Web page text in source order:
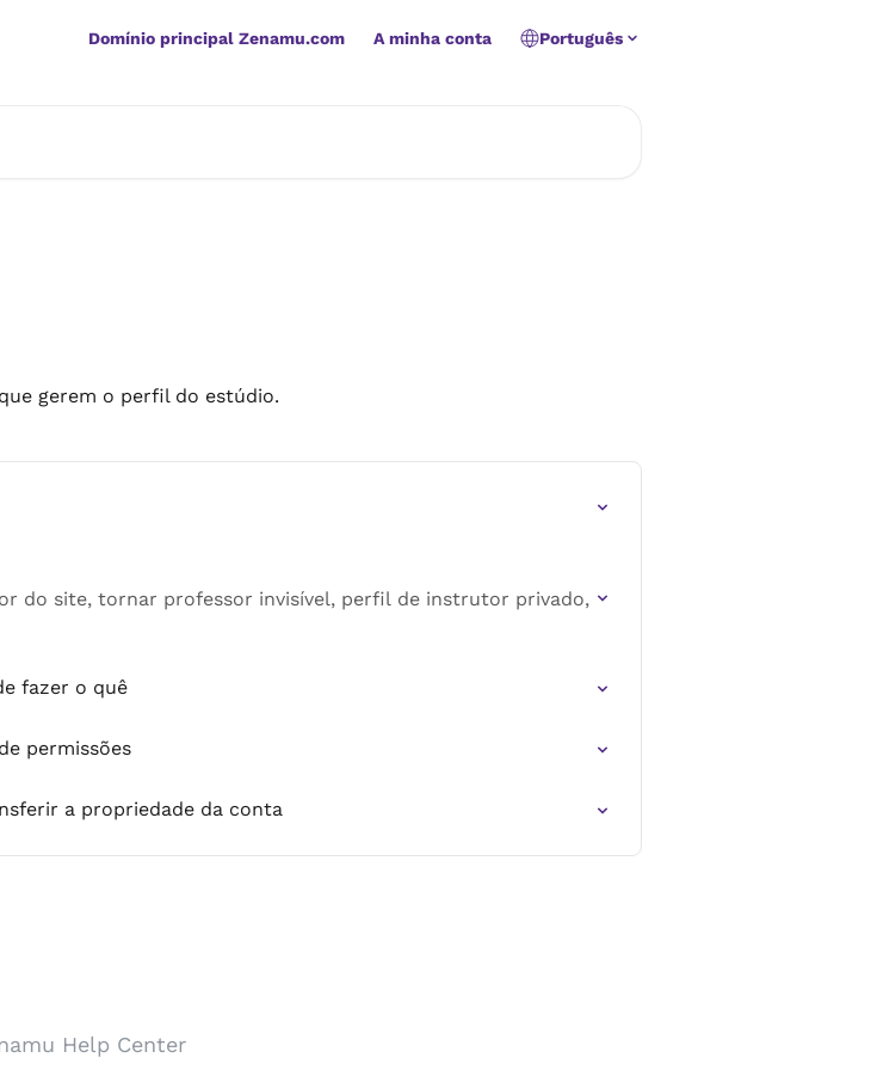
Domínio principal Zenamu.com A minha conta Português
gerem o perfil do estúdio.
do site, tornar professor invisível, perfil de instrutor privado,
fazer o quê
permissões
a propriedade da conta